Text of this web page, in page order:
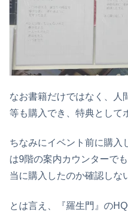
なお書籍だけではなく、人
等も購入でき、特典として
ちなみにイベント前に購入
は9階の案内カウンターで
当に購入したのか確認しな
とは言え、『羅生門』の